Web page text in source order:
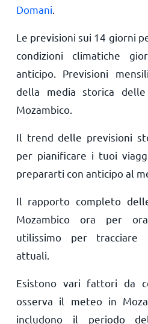
Domani
Le previsioni sui 14 giorni
condizioni climatiche
anticipo. Previsioni
della media storica
Mozambico.
Il trend delle previsioni
per pianificare i tuoi
prepararti con anticipo al
Il rapporto completo
Mozambico ora per
utilissimo per tracciare
attuali.
Esistono vari fattori da
osserva il meteo in
includono il periodo